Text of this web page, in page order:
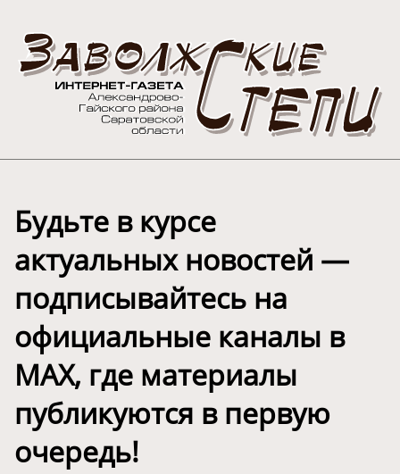
Будьте в курсе
актуальных новостей —
подписывайтесь на
официальные каналы в
МАХ, где материалы
публикуются в первую
очередь!